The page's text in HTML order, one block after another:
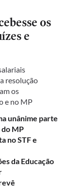
os
e
resolução
os
e no MP
unânime parte
do MP
no STF e
da Educação